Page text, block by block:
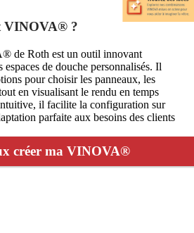
VINOVA® ?
de Roth est un outil innovant
de douche personnalisés. Il
pour choisir les panneaux, les
en visualisant le rendu en temps
il facilite la configuration sur
parfaite aux besoins des clients
créer ma VINOVA®